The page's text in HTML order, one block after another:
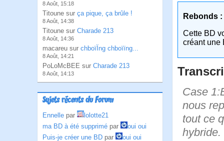
8 Août, 15:18
Titoune sur ça pique, ça brûle !
8 Août, 14:38
Titoune sur Charade 213
8 Août, 14:36
macareu sur chboïÏng chboïïng...
8 Août, 14:21
PoLoMcBEE sur Charade 213
8 Août, 14:13
Sujets récents du Forum
Ennelle par
lolotte21
ma BD à été supprimé par
oui oui
Puis-je créer une BD par
oui oui
Rebonds :
Cette BD
créant une
Case
nous
tout ce
hybride.